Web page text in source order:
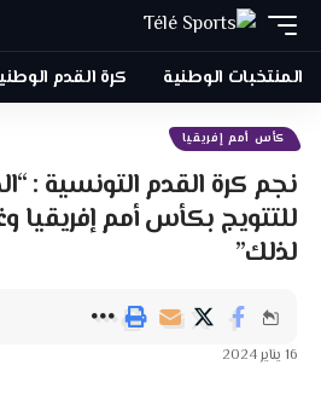
المنتخبات الوطنية كرة القدم الوطنية
كأس أمم إفريقيا
نجم كرة القدم التونسية :
للتتويج بكأس أمم إفريقيا
لذلك”